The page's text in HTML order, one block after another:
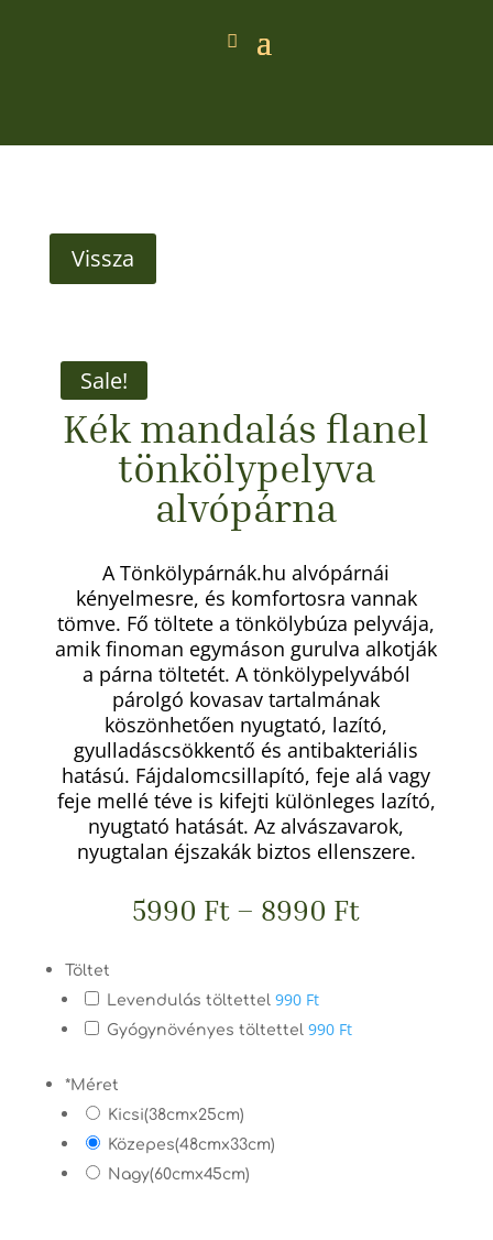
Vissza
Sale!
Kék mandalás flanel
tönkölypelyva
alvópárna
A Tönkölypárnák.hu alvópárnái
kényelmesre, és komfortosra vannak
tömve. Fő töltete a tönkölybúza pelyvája,
amik finoman egymáson gurulva alkotják
a párna töltetét. A tönkölypelyvából
párolgó kovasav tartalmának
köszönhetően nyugtató, lazító,
gyulladáscsökkentő és antibakteriális
hatású. Fájdalomcsillapító, feje alá vagy
feje mellé téve is kifejti különleges lazító,
nyugtató hatását. Az alvászavarok,
nyugtalan éjszakák biztos ellenszere.
5990 Ft – 8990 Ft
Töltet
Levendulás töltettel 990 Ft
Gyógynövényes töltettel 990 Ft
*Méret
Kicsi(38cmx25cm)
Közepes(48cmx33cm)
Nagy(60cmx45cm)